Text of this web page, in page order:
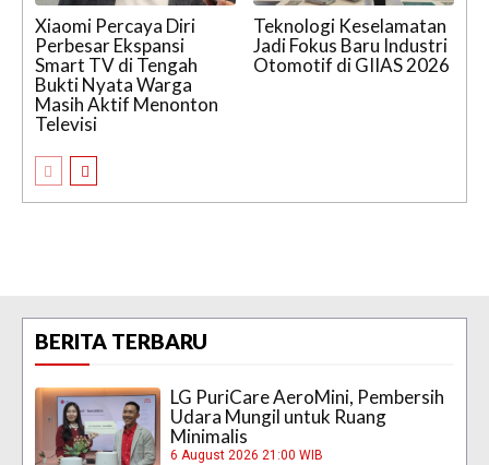
Xiaomi Percaya Diri
Perbesar Ekspansi
Smart TV di Tengah
Bukti Nyata Warga
Masih Aktif Menonton
Televisi
Teknologi Keselamatan
Jadi Fokus Baru Industri
Otomotif di GIIAS 2026
BERITA TERBARU
LG PuriCare AeroMini, Pembersih
Udara Mungil untuk Ruang
Minimalis
6 August 2026 21:00 WIB